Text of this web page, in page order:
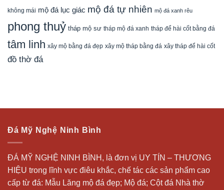
không mái mộ đá lục giác mộ đá tự nhiên mộ đá xanh rêu
phong thuỷ tháp mộ sư tháp mộ đá xanh tháp để hài cốt bằng đá
tâm linh xây mộ bằng đá đẹp xây mộ tháp bằng đá xây tháp để hài cốt
đồ thờ đá
Đá Mỹ Nghệ Ninh Bình
ĐÁ MỸ NGHỆ NINH BÌNH, là đơn vị UY TÍN – THƯƠNG
HIỆU trong lĩnh vực điêu khắc, chế tác các sản phẩm cao
cấp từ đá: Mẫu Lăng mộ đá đẹp; Mộ đá; Cột đá Nhà thờ